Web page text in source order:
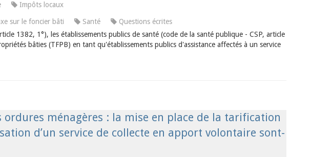
Impôts locaux
sur le foncier bâti Santé
Questions écrites
1382, 1°), les établissements publics de santé (code de la santé publique - CSP, article
bâties (TFPB) en tant qu'établissements publics d'assistance affectés à un service
ordures ménagères : la mise en place de la tarification
d’un service de collecte en apport volontaire sont-